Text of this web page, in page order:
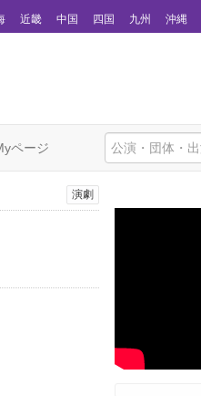
近畿 中国 四国 九州 沖縄
ページ
演劇